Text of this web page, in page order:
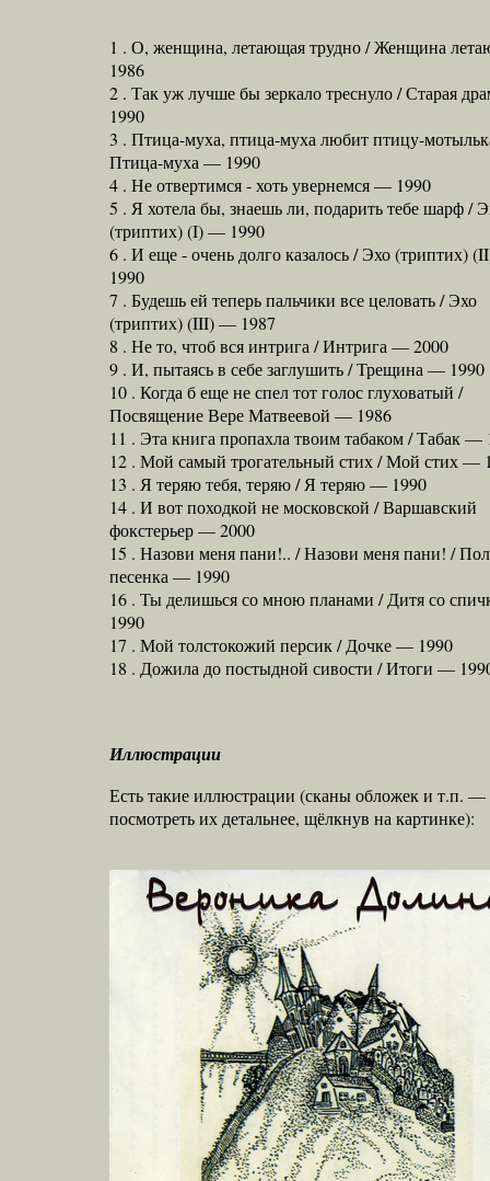
1 . О, женщина, летающая трудно / Женщина
1986
2 . Так уж лучше бы зеркало треснуло / Старая
1990
3 . Птица-муха, птица-муха любит птицу-
Птица-муха — 1990
4 . Не отвертимся - хоть увернемся — 1990
5 . Я хотела бы, знаешь ли, подарить тебе шарф /
(триптих) (I) — 1990
6 . И еще - очень долго казалось / Эхо (триптих)
1990
7 . Будешь ей теперь пальчики все целовать / Эхо
(триптих) (III) — 1987
8 . Не то, чтоб вся интрига / Интрига — 2000
9 . И, пытаясь в себе заглушить / Трещина — 1990
10 . Когда б еще не спел тот голос глуховатый /
Посвящение Вере Матвеевой — 1986
11 . Эта книга пропахла твоим табаком / Табак —
12 . Мой самый трогательный стих / Мой стих —
13 . Я теряю тебя, теряю / Я теряю — 1990
14 . И вот походкой не московской / Варшавский
фокстерьер — 2000
15 . Назови меня пани!.. / Назови меня пани! /
песенка — 1990
16 . Ты делишься со мною планами / Дитя со
1990
17 . Мой толстокожий персик / Дочке — 1990
18 . Дожила до постыдной сивости / Итоги —
Иллюстрации
Есть такие иллюстрации (сканы обложек и т.п.
посмотреть их детальнее, щёлкнув на картинке):